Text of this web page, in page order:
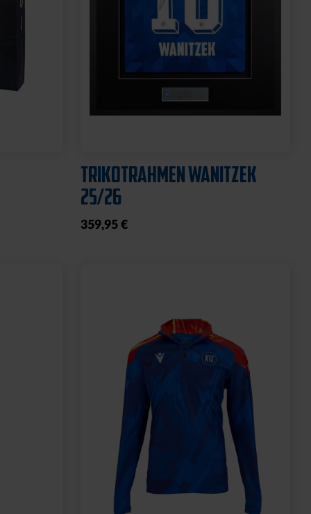
TRIKOTRAHMEN WANITZEK
25/26
359,95 €